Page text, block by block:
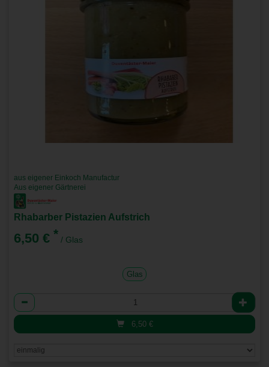
aus eigener Einkoch Manufactur
Aus eigener Gärtnerei
Rhabarber Pistazien Aufstrich
6,50 € * / Glas
Glas
Anzahl
6,50 €